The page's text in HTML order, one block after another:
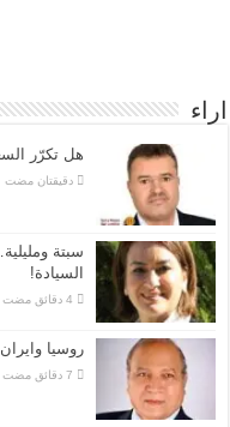
اراء
هل تكرّر
‏دقيقتان مضت
سبتة
السيادة!
روسيا